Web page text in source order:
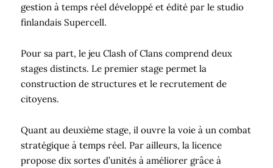
gestion à temps réel développé et édité par le studio
finlandais Supercell.
Pour sa part, le jeu Clash of Clans comprend deux
stages distincts. Le premier stage permet la
construction de structures et le recrutement de
citoyens.
Quant au deuxième stage, il ouvre la voie à un combat
stratégique à temps réel. Par ailleurs, la licence
propose dix sortes d’unités à améliorer grâce à